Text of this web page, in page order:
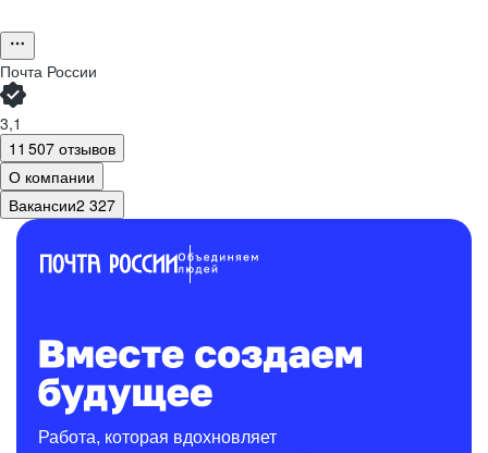
Почта России
3,1
11 507 отзывов
О компании
Вакансии2 327
Работа, которая вдохновляет